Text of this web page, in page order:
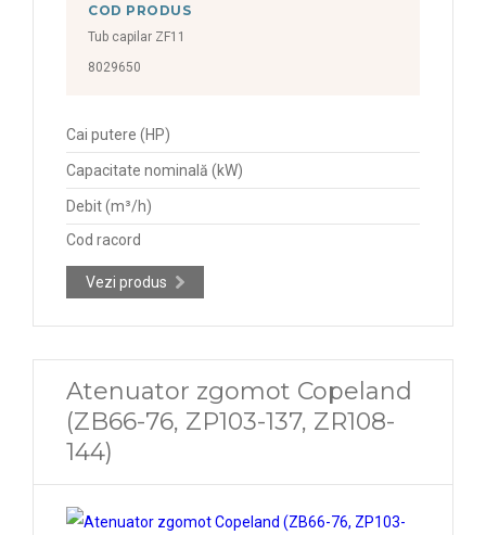
COD PRODUS
Tub capilar ZF11
8029650
Cai putere (HP)
Capacitate nominală (kW)
Debit (m³/h)
Cod racord
Vezi produs
Atenuator zgomot Copeland
(ZB66-76, ZP103-137, ZR108-
144)